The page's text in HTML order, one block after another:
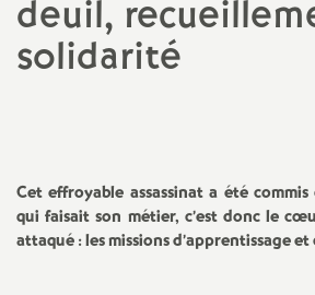
deuil,
solidarité
Cet effroyable assassinat a été
qui faisait son métier, c’est donc le
attaqué : les missions d’apprentissage